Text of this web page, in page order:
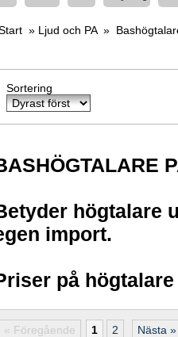
» Ljud och PA»
Sortering
högtalare
import.
på
« Föregående 1 2 Nästa »